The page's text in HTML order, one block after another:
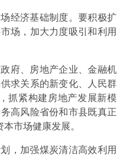
经济基础制度。要积极扩
场，加大力度吸引和利用
府、房地产企业、金融机
求关系的新变化、人民群
抓紧构建房地产发展新模
高风险省份和市县既真正
市场健康发展。
，加强煤炭清洁高效利用